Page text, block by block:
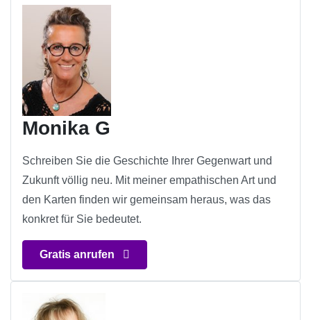
Monika G
Schreiben Sie die Geschichte Ihrer Gegenwart und
Zukunft völlig neu. Mit meiner empathischen Art und
den Karten finden wir gemeinsam heraus, was das
konkret für Sie bedeutet.
Gratis anrufen